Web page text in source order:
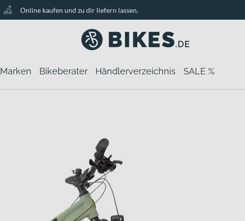
Online kaufen und zu dir liefern lassen.
Marken Bikeberater Händlerverzeichnis SALE %